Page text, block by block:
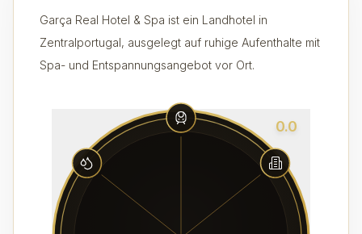
Garça Real Hotel & Spa ist ein Landhotel in
Zentralportugal, ausgelegt auf ruhige Aufenthalte mit
Spa- und Entspannungsangebot vor Ort.
0.0